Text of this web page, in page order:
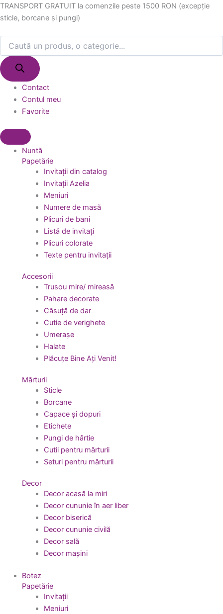
Skip
to
TRANSPORT GRATUIT la comenzile peste 1500 RON (excepție
sticle, borcane și pungi)
Products
search
Contact
Contul meu
Favorite
Nuntă
Papetărie
Invitații din catalog
Invitații Azelia
Meniuri
Numere de masă
Plicuri de bani
Listă de invitați
Plicuri colorate
Texte pentru invitații
Accesorii
Trusou mire/ mireasă
Pahare decorate
Căsuță de dar
Cutie de verighete
Umerașe
Halate
Plăcuțe Bine Ați Venit!
Mărturii
Sticle
Borcane
Capace și dopuri
Etichete
Pungi de hârtie
Cutii pentru mărturii
Seturi pentru mărturii
Decor
Decor acasă la miri
Decor cununie în aer liber
Decor biserică
Decor cununie civilă
Decor sală
Decor mașini
Botez
Papetărie
Invitații
Meniuri
Products
search